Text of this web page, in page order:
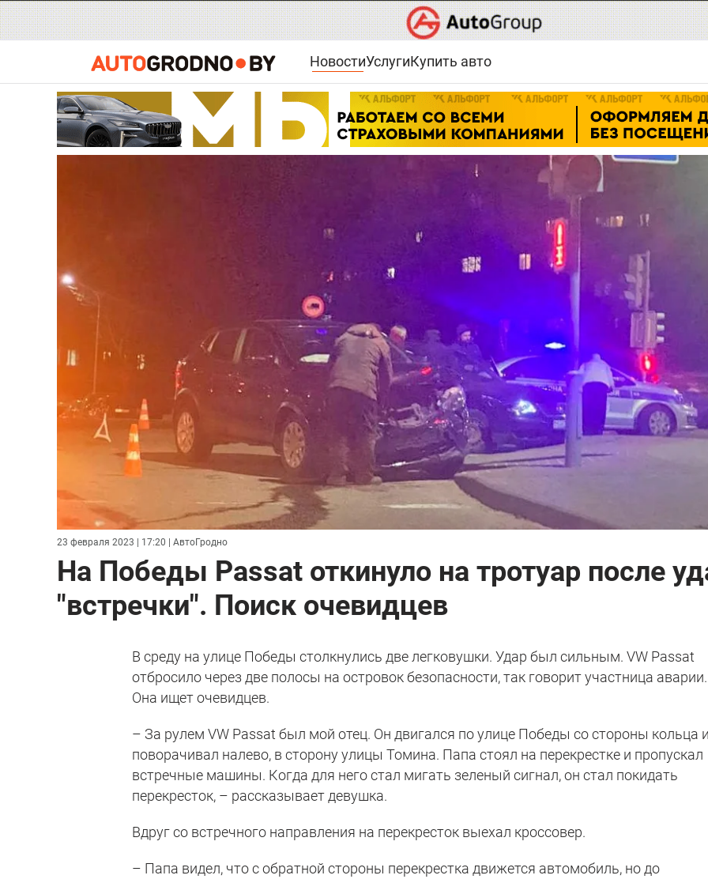
НовостиУслугиКупить авто
23 февраля 2023 | 17:20 | АвтоГродно
На Победы Passat откинуло на тротуар после
"встречки". Поиск очевидцев
В среду на улице Победы столкнулись две легковушки. Удар был сильным. VW Passat
отбросило через две полосы на островок безопасности, так говорит участница аварии.
Она ищет очевидцев.
– За рулем VW Passat был мой отец. Он двигался по улице Победы со стороны кольца
поворачивал налево, в сторону улицы Томина. Папа стоял на перекрестке и пропускал
встречные машины. Когда для него стал мигать зеленый сигнал, он стал покидать
перекресток, – рассказывает девушка.
Вдруг со встречного направления на перекресток выехал кроссовер.
– Папа видел, что с обратной стороны перекрестка движется автомобиль, но до